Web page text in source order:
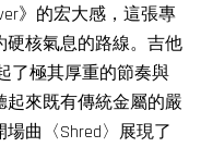
》的宏大感，這張專
核氣息的路線。吉他
了極其厚重的節奏與
來既有傳統金屬的嚴
曲〈Shred〉展現了